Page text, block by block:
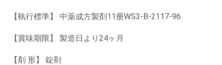
【執行標準】 中薬成方製剤11册WS3-B-2117-96
【賞味期限】 製造日より24ヶ月
【剤 形】 錠剤